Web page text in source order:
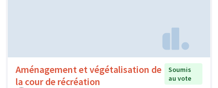
Aménagement et végétalisation de
la cour de récréation
Soumis
au vote